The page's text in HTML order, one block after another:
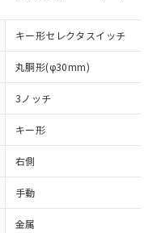
キー形セレクタスイッチ
丸胴形(φ30mm)
3ノッチ
キー形
右側
手動
金属